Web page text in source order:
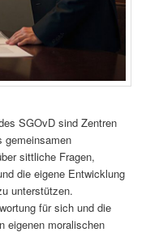
SGOvD sind Zentren
gemeinsamen
sittliche Fragen,
die eigene Entwicklung
unterstützen.
für sich und die
eigenen moralischen